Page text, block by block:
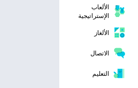
الألعاب
الإستراتيجية
الألغاز
الاتصال
التعليم